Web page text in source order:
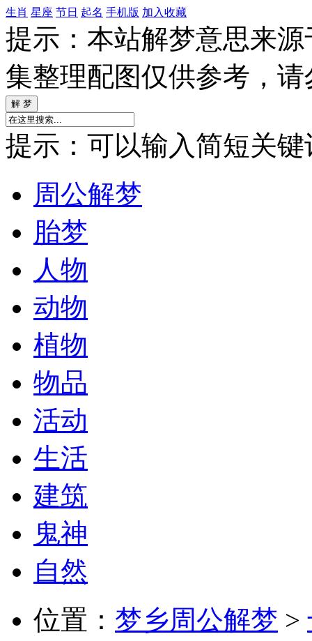
生肖 星座 节日 起名 手机版 加入收藏
提示：本站解梦意思来
集整理配图仅供参考，
提示：可以输入简短关键
周公解梦
胎梦
人物
动物
植物
物品
活动
生活
建筑
鬼神
自然
位置： 梦乡周公解梦 >